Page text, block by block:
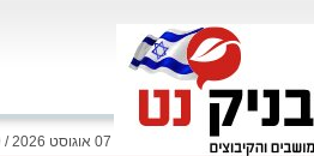
07 אוגוסט 2026 / 16:49